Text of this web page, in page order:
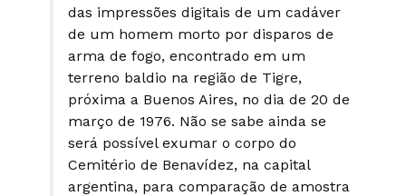
das impressões digitais de um cadáver
de um homem morto por disparos de
arma de fogo, encontrado em um
terreno baldio na região de Tigre,
próxima a Buenos Aires, no dia de 20 de
março de 1976. Não se sabe ainda se
será possível exumar o corpo do
Cemitério de Benavídez, na capital
argentina, para comparação de amostra